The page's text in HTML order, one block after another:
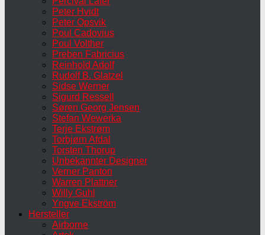
Peter Hvidt
Peter Opsvik
Poul Cadovius
Poul Volther
Preben Fabricius
Reinhold Adolf
Rudolf B. Glatzel
Sidse Werner
Sigurd Ressell
Søren Georg Jensen
Stefan Wewerka
Terje Ekstrøm
Torbjørn Afdal
Torsten Thorup
Unbekannter Designer
Verner Panton
Warren Plattner
Willy Guhl
Yngve Ekström
Hersteller
Airborne